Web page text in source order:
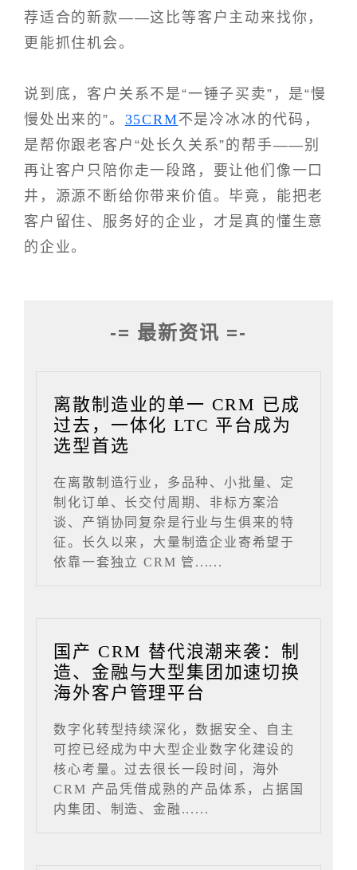
荐适合的新款——这比等客户主动来找你，
更能抓住机会。
说到底，客户关系不是“一锤子买卖”，是“慢
慢处出来的”。 35CRM不是冷冰冰的代码，
是帮你跟老客户“处长久关系”的帮手——别
再让客户只陪你走一段路，要让他们像一口
井，源源不断给你带来价值。毕竟，能把老
客户留住、服务好的企业，才是真的懂生意
的企业。
-= 最新资讯 =-
离散制造业的单一 CRM 已成
过去，一体化 LTC 平台成为
选型首选
在离散制造行业，多品种、小批量、定
制化订单、长交付周期、非标方案洽
谈、产销协同复杂是行业与生俱来的特
征。长久以来，大量制造企业寄希望于
依靠一套独立 CRM 管......
国产 CRM 替代浪潮来袭：制
造、金融与大型集团加速切换
海外客户管理平台
数字化转型持续深化，数据安全、自主
可控已经成为中大型企业数字化建设的
核心考量。过去很长一段时间，海外
CRM 产品凭借成熟的产品体系，占据国
内集团、制造、金融......